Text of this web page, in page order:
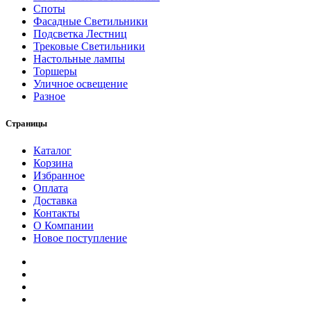
Споты
Фасадные Светильники
Подсветка Лестниц
Трековые Светильники
Настольные лампы
Торшеры
Уличное освещение
Разное
Страницы
Каталог
Корзина
Избранное
Оплата
Доставка
Контакты
О Компании
Новое поступление